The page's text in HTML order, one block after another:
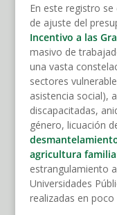
En este registro
de ajuste del
Incentivo a las
masivo de
una vasta
sectores
asistencia social),
discapacitadas,
género, licuación
agricultura
estrangulamiento
Universidades
realizadas en